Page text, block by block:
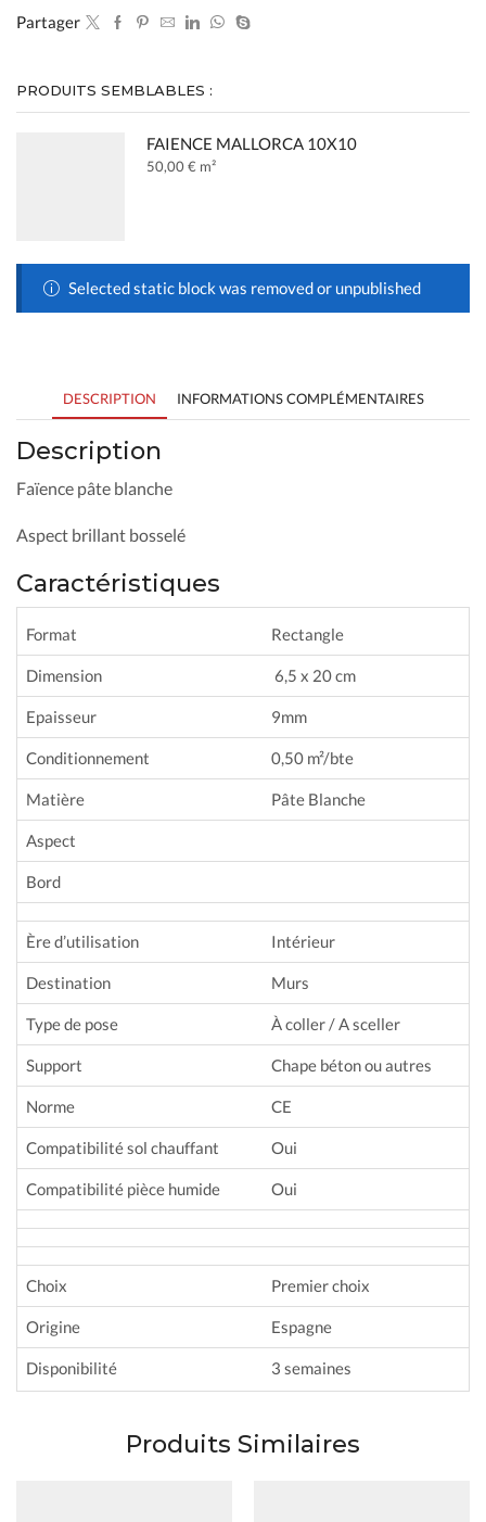
Partager
PRODUITS SEMBLABLES :
FAIENCE MALLORCA 10X10
50,00€ m²
Selected static block was removed or unpublished
DESCRIPTION INFORMATIONS COMPLÉMENTAIRES
Description
Faïence pâte blanche
Aspect brillant bosselé
Caractéristiques
Format Rectangle
Dimension 6,5 x 20 cm
Epaisseur 9mm
Conditionnement 0,50 m²/bte
Matière Pâte Blanche
Aspect
Bord
Ère d’utilisation Intérieur
Destination Murs
Type de pose À coller / A sceller
Support Chape béton ou autres
Norme CE
Compatibilité sol chauffant Oui
Compatibilité pièce humide Oui
Choix Premier choix
Origine Espagne
Disponibilité 3 semaines
Produits Similaires